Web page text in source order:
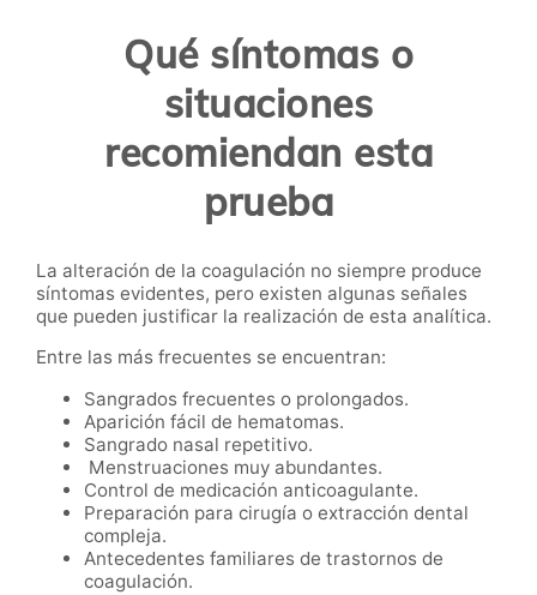
Qué síntomas o
situaciones
recomiendan esta
prueba
La alteración de la coagulación no siempre produce
síntomas evidentes, pero existen algunas señales
que pueden justificar la realización de esta analítica.
Entre las más frecuentes se encuentran:
Sangrados frecuentes o prolongados.
Aparición fácil de hematomas.
Sangrado nasal repetitivo.
Menstruaciones muy abundantes.
Control de medicación anticoagulante.
Preparación para cirugía o extracción dental
compleja.
Antecedentes familiares de trastornos de
coagulación.